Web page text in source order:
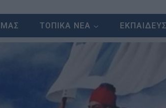
ΤΟΠΙΚΑ ΝΕΑ